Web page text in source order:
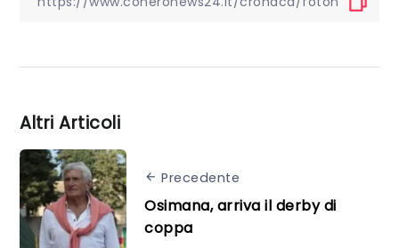
Altri Articoli
Precedente
Osimana, arriva il derby di
coppa